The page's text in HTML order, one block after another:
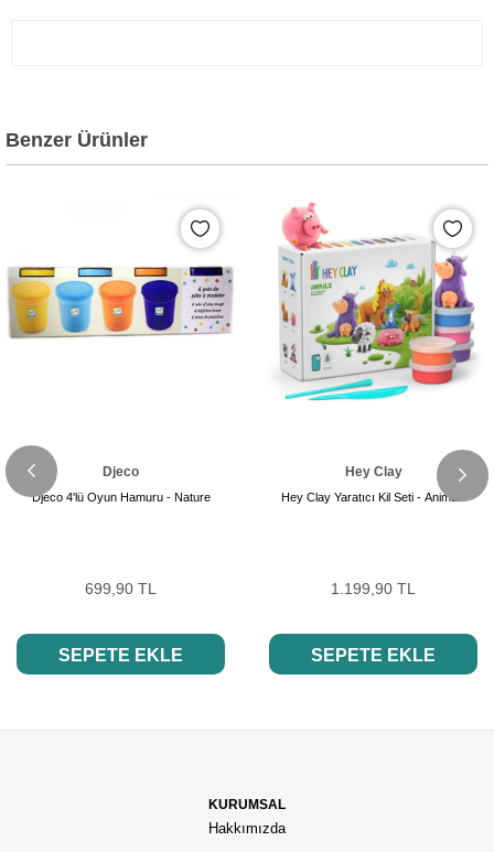
Benzer Ürünler
Djeco
Djeco 4'lü Oyun Hamuru - Nature
699,90 TL
SEPETE EKLE
Hey Clay
Hey Clay Yaratıcı Kil Seti - Animals
1.199,90 TL
SEPETE EKLE
KURUMSAL
Hakkımızda